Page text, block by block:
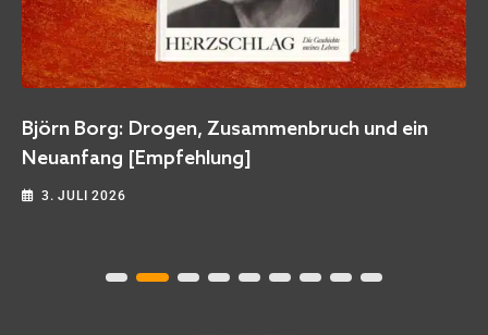
Björn Borg: Drogen, Zusammenbruch und ein
Neuanfang [Empfehlung]
3. JULI 2026